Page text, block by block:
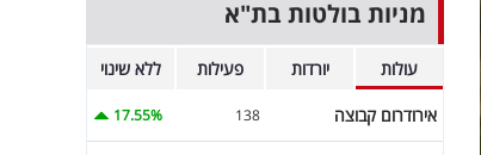
מניות בולטות בת"א
עולות יורדות פעילות ללא שינוי
אירודרום קבוצה 138
17.55%